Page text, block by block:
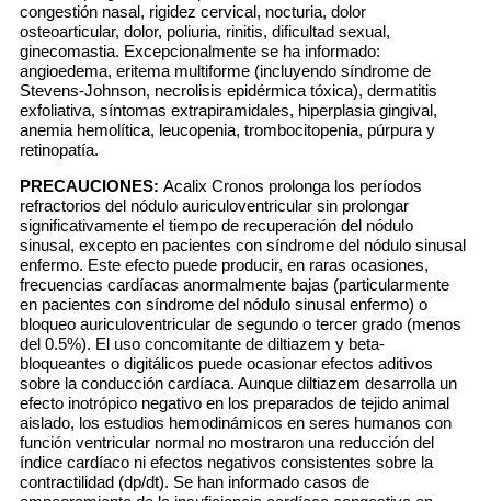
congestión nasal, rigidez cervical, nocturia, dolor
osteoarticular, dolor, poliuria, rinitis, dificultad sexual,
ginecomastia. Excepcionalmente se ha informado:
angioedema, eritema multiforme (incluyendo síndrome de
Stevens-Johnson, necrolisis epidérmica tóxica), dermatitis
exfoliativa, síntomas extrapiramidales, hiperplasia gingival,
anemia hemolítica, leucopenia, trombocitopenia, púrpura y
retinopatía.
PRECAUCIONES: Acalix Cronos prolonga los períodos
refractorios del nódulo auriculoventricular sin prolongar
significativamente el tiempo de recuperación del nódulo
sinusal, excepto en pacientes con síndrome del nódulo sinusal
enfermo. Este efecto puede producir, en raras ocasiones,
frecuencias cardíacas anormalmente bajas (particularmente
en pacientes con síndrome del nódulo sinusal enfermo) o
bloqueo auriculoventricular de segundo o tercer grado (menos
del 0.5%). El uso concomitante de diltiazem y beta-
bloqueantes o digitálicos puede ocasionar efectos aditivos
sobre la conducción cardíaca. Aunque diltiazem desarrolla un
efecto inotrópico negativo en los preparados de tejido animal
aislado, los estudios hemodinámicos en seres humanos con
función ventricular normal no mostraron una reducción del
índice cardíaco ni efectos negativos consistentes sobre la
contractilidad (dp/dt). Se han informado casos de